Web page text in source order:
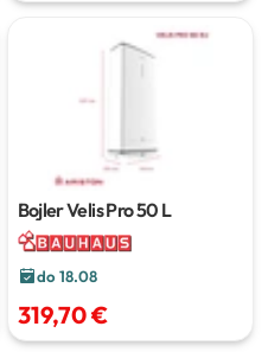
Bojler Velis Pro50 L
do 18.08
319,70 €